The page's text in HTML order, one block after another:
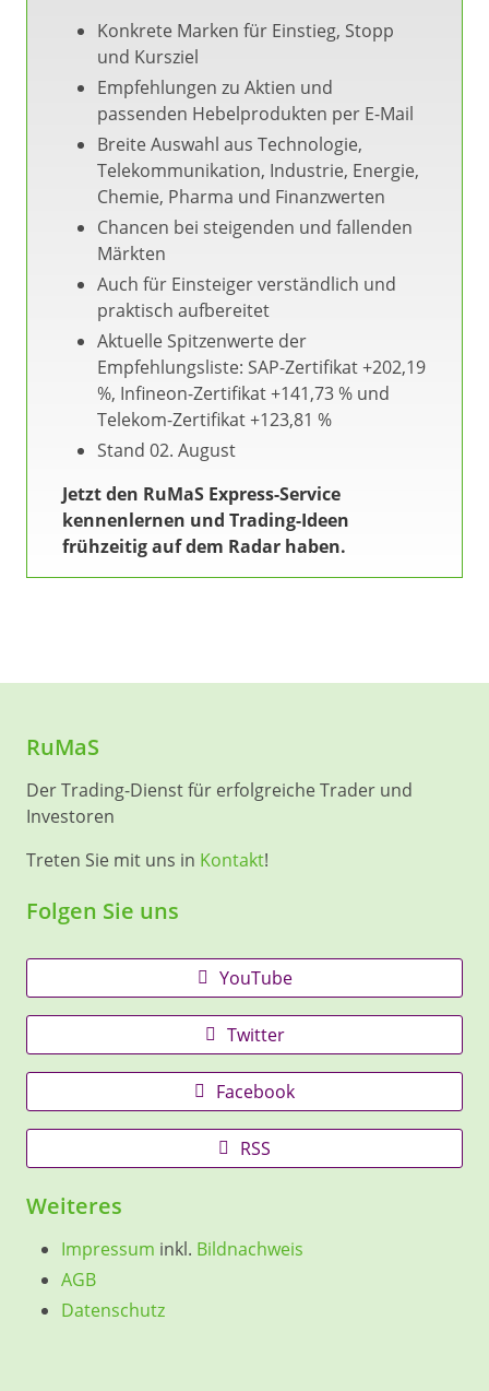
Konkrete Marken für Einstieg, Stopp
und Kursziel
Empfehlungen zu Aktien und
passenden Hebelprodukten per E-Mail
Breite Auswahl aus Technologie,
Telekommunikation, Industrie, Energie,
Chemie, Pharma und Finanzwerten
Chancen bei steigenden und fallenden
Märkten
Auch für Einsteiger verständlich und
praktisch aufbereitet
Aktuelle Spitzenwerte der
Empfehlungsliste: SAP-Zertifikat +202,19
%, Infineon-Zertifikat +141,73 % und
Telekom-Zertifikat +123,81 %
Stand 02. August
Jetzt den RuMaS Express-Service
kennenlernen und Trading-Ideen
frühzeitig auf dem Radar haben.
RuMaS
Der Trading-Dienst für erfolgreiche Trader und
Investoren
Treten Sie mit uns in Kontakt!
Folgen Sie uns
YouTube
Twitter
Facebook
RSS
Weiteres
Impressum inkl. Bildnachweis
AGB
Datenschutz